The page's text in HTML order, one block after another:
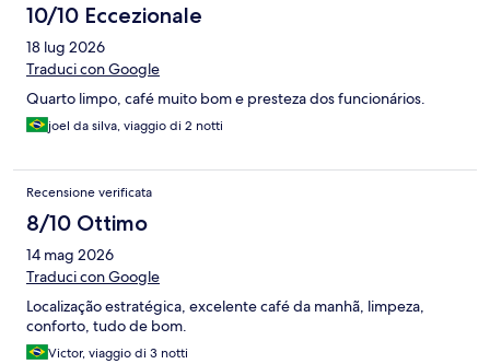
10/10 Eccezionale
18 lug 2026
Traduci con Google
Quarto limpo, café muito bom e presteza dos funcionários.
joel da silva, viaggio di 2 notti
Recensione verificata
8/10 Ottimo
14 mag 2026
Traduci con Google
Localização estratégica, excelente café da manhã, limpeza,
conforto, tudo de bom.
Victor, viaggio di 3 notti